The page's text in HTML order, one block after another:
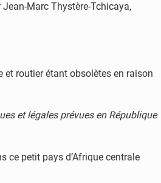
Marc Thystère-Tchicaya,
et routier étant obsolètes en raison
et légales prévues en République
ce petit pays d’Afrique centrale